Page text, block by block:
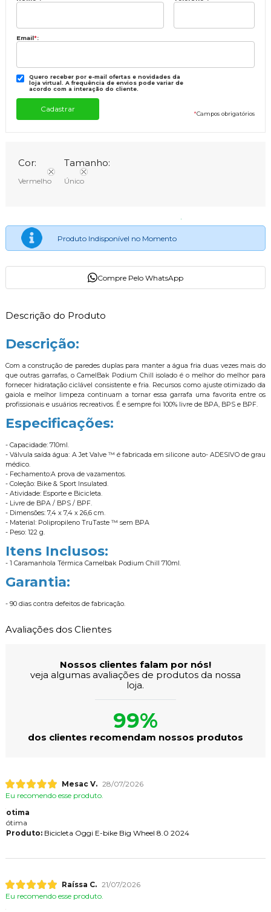
Email*:
Quero receber por e-mail ofertas e novidades da
loja virtual. A frequência de envios pode variar de
acordo com a interação do cliente.
*Campos obrigatórios
Cor:
Vermelho
Tamanho:
Único
Produto Indisponível no Momento
Compre Pelo WhatsApp
Descrição do Produto
Descrição:
Com a construção de paredes duplas para manter a água fria duas vezes mais do
que outras garrafas, o CamelBak Podium Chill isolado é o melhor do melhor para
fornecer hidratação ciclável consistente e fria. Recursos como ajuste otimizado da
gaiola e melhor limpeza continuam a tornar essa garrafa uma favorita entre os
profissionais e usuários recreativos. É e sempre foi 100% livre de BPA, BPS e BPF.
Especificações:
- Capacidade: 710ml.
- Válvula saída água: A Jet Valve ™ é fabricada em silicone auto- ADESIVO de grau
médico.
- Fechamento:A prova de vazamentos.
- Coleção: Bike & Sport Insulated.
- Atividade: Esporte e Bicicleta.
- Livre de BPA / BPS / BPF.
- Dimensões: 7,4 x 7,4 x 26,6 cm.
- Material: Polipropileno TruTaste ™ sem BPA
- Peso: 122 g.
Itens Inclusos:
- 1 Caramanhola Térmica Camelbak Podium Chill 710ml.
Garantia:
- 90 dias contra defeitos de fabricação.
Avaliações dos Clientes
Nossos clientes falam por nós!
veja algumas avaliações de produtos da nossa
loja.
99%
dos clientes recomendam nossos produtos
Mesac V. 28/07/2026
Eu recomendo esse produto.
otima
ótima
Produto:Bicicleta Oggi E-bike Big Wheel 8.0 2024
Raíssa C. 21/07/2026
Eu recomendo esse produto.